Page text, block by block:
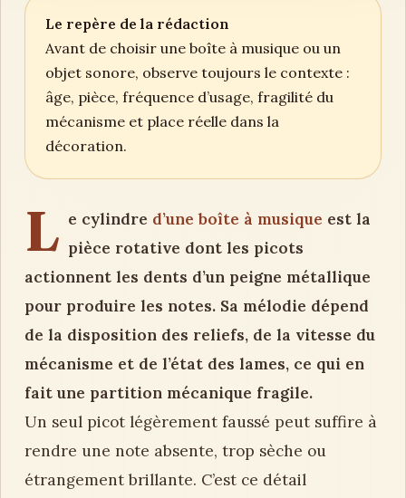
Le repère de la rédaction
Avant de choisir une boîte à musique ou un
objet sonore, observe toujours le contexte :
âge, pièce, fréquence d’usage, fragilité du
mécanisme et place réelle dans la
décoration.
L e cylindre d’une boîte à musique est la
pièce rotative dont les picots
actionnent les dents d’un peigne métallique
pour produire les notes. Sa mélodie dépend
de la disposition des reliefs, de la vitesse du
mécanisme et de l’état des lames, ce qui en
fait une partition mécanique fragile.
Un seul picot légèrement faussé peut suffire à
rendre une note absente, trop sèche ou
étrangement brillante. C’est ce détail